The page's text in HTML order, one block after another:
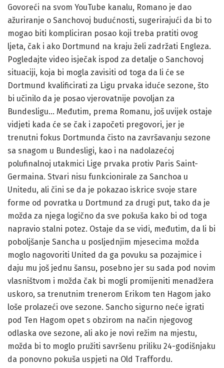
Govoreći na svom YouTube kanalu, Romano je dao
ažuriranje o Sanchovoj budućnosti, sugerirajući da bi to
mogao biti kompliciran posao koji treba pratiti ovog
ljeta, čak i ako Dortmund na kraju želi zadržati Engleza.
Pogledajte video isječak ispod za detalje o Sanchovoj
situaciji, koja bi mogla zavisiti od toga da li će se
Dortmund kvalificirati za Ligu prvaka iduće sezone, što
bi učinilo da je posao vjerovatnije povoljan za
Bundesligu… Međutim, prema Romanu, još uvijek ostaje
vidjeti kada će se čak i započeti pregovori, jer je
trenutni fokus Dortmunda čisto na završavanju sezone
sa snagom u Bundesligi, kao i na nadolazećoj
polufinalnoj utakmici Lige prvaka protiv Paris Saint-
Germaina. Stvari nisu funkcionirale za Sanchoa u
Unitedu, ali čini se da je pokazao iskrice svoje stare
forme od povratka u Dortmund za drugi put, tako da je
možda za njega logično da sve pokuša kako bi od toga
napravio stalni potez. Ostaje da se vidi, međutim, da li bi
poboljšanje Sancha u posljednjim mjesecima možda
moglo nagovoriti United da ga povuku sa pozajmice i
daju mu još jednu šansu, posebno jer su sada pod novim
vlasništvom i možda čak bi mogli promijeniti menadžera
uskoro, sa trenutnim trenerom Erikom ten Hagom jako
loše prolazeći ove sezone. Sancho sigurno neće igrati
pod Ten Hagom opet s obzirom na način njegovog
odlaska ove sezone, ali ako je novi režim na mjestu,
možda bi to moglo pružiti savršenu priliku 24-godišnjaku
da ponovno pokuša uspjeti na Old Traffordu.